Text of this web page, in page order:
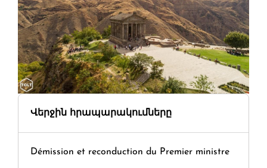
Վերջին հրապարակումները
Démission et reconduction du Premier ministre